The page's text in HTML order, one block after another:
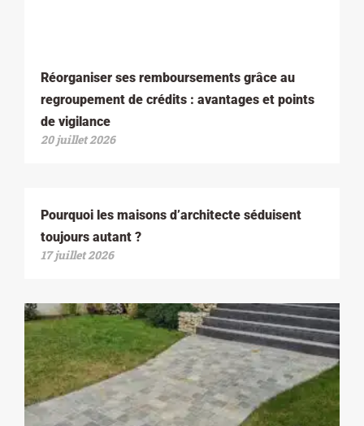
Réorganiser ses remboursements grâce au
regroupement de crédits : avantages et points
de vigilance
20 juillet 2026
Pourquoi les maisons d’architecte séduisent
toujours autant ?
17 juillet 2026